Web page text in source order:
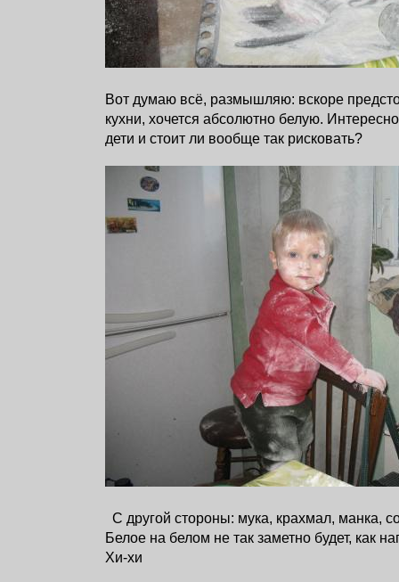
Вот думаю всё, размышляю: вскоре
кухни, хочется абсолютно белую.
дети и стоит ли вообще так рисковать?
С другой стороны: мука, крахмал, манка,
Белое на белом не так заметно будет, как
Хи-хи